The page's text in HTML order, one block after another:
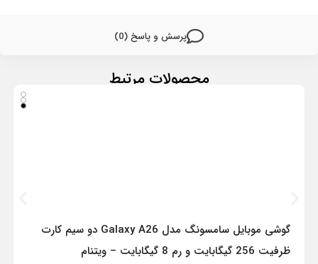
پرسش و پاسخ (0)
محصولات مرتبط
گوشی موبایل سامسونگ مدل Galaxy A26 دو سیم کارت
ظرفیت 256 گیگابایت و رم 8 گیگابایت – ویتنام